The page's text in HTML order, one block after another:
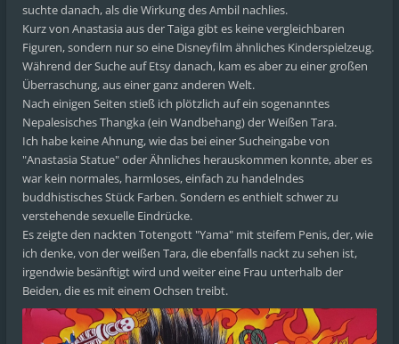
suchte danach, als die Wirkung des Ambil nachlies.
Kurz von Anastasia aus der Taiga gibt es keine vergleichbaren
Figuren, sondern nur so eine Disneyfilm ähnliches Kinderspielzeug.
Während der Suche auf Etsy danach, kam es aber zu einer großen
Überraschung, aus einer ganz anderen Welt.
Nach einigen Seiten stieß ich plötzlich auf ein sogenanntes
Nepalesisches Thangka (ein Wandbehang) der Weißen Tara.
Ich habe keine Ahnung, wie das bei einer Sucheingabe von
"Anastasia Statue" oder Ähnliches herauskommen konnte, aber es
war kein normales, harmloses, einfach zu handelndes
buddhistisches Stück Farben. Sondern es enthielt schwer zu
verstehende sexuelle Eindrücke.
Es zeigte den nackten Totengott "Yama" mit steifem Penis, der, wie
ich denke, von der weißen Tara, die ebenfalls nackt zu sehen ist,
irgendwie besänftigt wird und weiter eine Frau unterhalb der
Beiden, die es mit einem Ochsen treibt.